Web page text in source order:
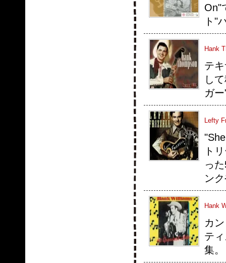
On"
ト"
Hank
テ
し
ガ
Lefty
ト
っ
ン
Hank
カ
テ
集。